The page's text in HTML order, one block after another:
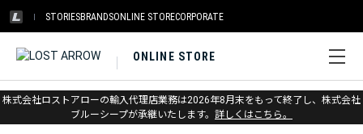
STORIESBRANDSONLINE STORECORPORATE
ONLINE STORE
株式会社ロストアローの輸入代理店業務は2026年8月末をもって終了し、株式会社
ブルーシープが承継いたします。 詳しくはこちら。
ホーム > シートゥサミット > キャンプキッチン